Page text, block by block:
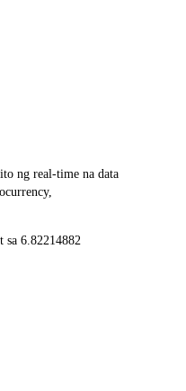
ng real-time na data
sa 6.82214882